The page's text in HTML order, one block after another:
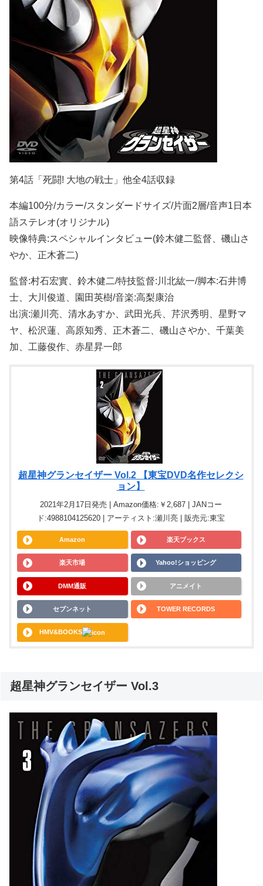
第4話「死闘! 大地の戦士」他全4話収録
本編100分/カラー/スタンダードサイズ/片面2層/音声1日本
語ステレオ(オリジナル)
映像特典:スペシャルインタビュー(鈴木健二監督、磯山さ
やか、正木蒼二)
監督:村石宏實、鈴木健二/特技監督:川北紘一/脚本:石井博
士、大川俊道、園田英樹/音楽:高梨康治
出演:瀬川亮、清水あすか、武田光兵、芹沢秀明、星野マ
ヤ、松沢蓮、高原知秀、正木蒼二、磯山さやか、千葉美
加、工藤俊作、赤星昇一郎
超星神グランセイザー Vol.2 【東宝DVD名作セレクシ
ョン】
2021年2月17日発売 | Amazon価格:￥2,687 | JANコー
ド:4988104125620 | アーティスト:瀬川亮 | 販売元:東宝
Amazon 楽天ブックス
楽天市場 Yahoo!ショッピング
DMM通販 アニメイト
セブンネット TOWER RECORDS
HMV&BOOKS
超星神グランセイザー Vol.3